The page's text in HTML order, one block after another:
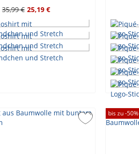
35,99 € 25,19 €
bis zu -50%